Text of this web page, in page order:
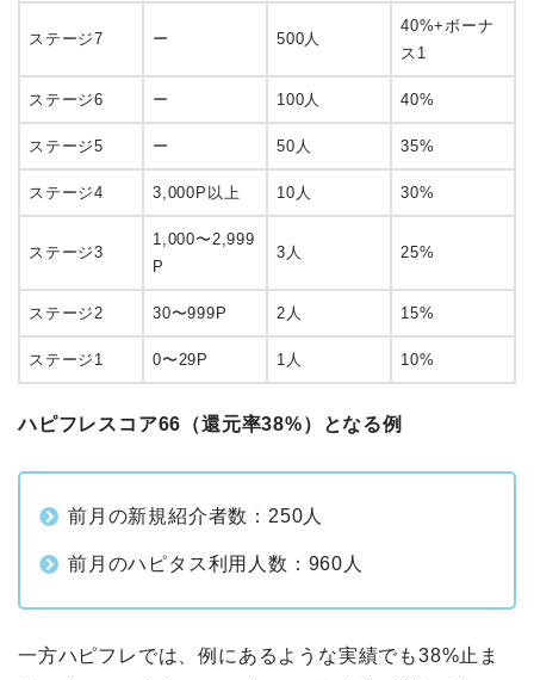
ステージ7 ー 500人
40%+ボーナ
ス1
ステージ6 ー 100人 40%
ステージ5 ー 50人 35%
ステージ4 3,000P以上 10人 30%
ステージ3
1,000〜2,999
P
3人 25%
ステージ2 30〜999P 2人 15%
ステージ1 0〜29P 1人 10%
ハピフレスコア66（還元率38%）となる例
前月の新規紹介者数：250人
前月のハピタス利用人数：960人
一方ハピフレでは、例にあるような実績でも38%止ま